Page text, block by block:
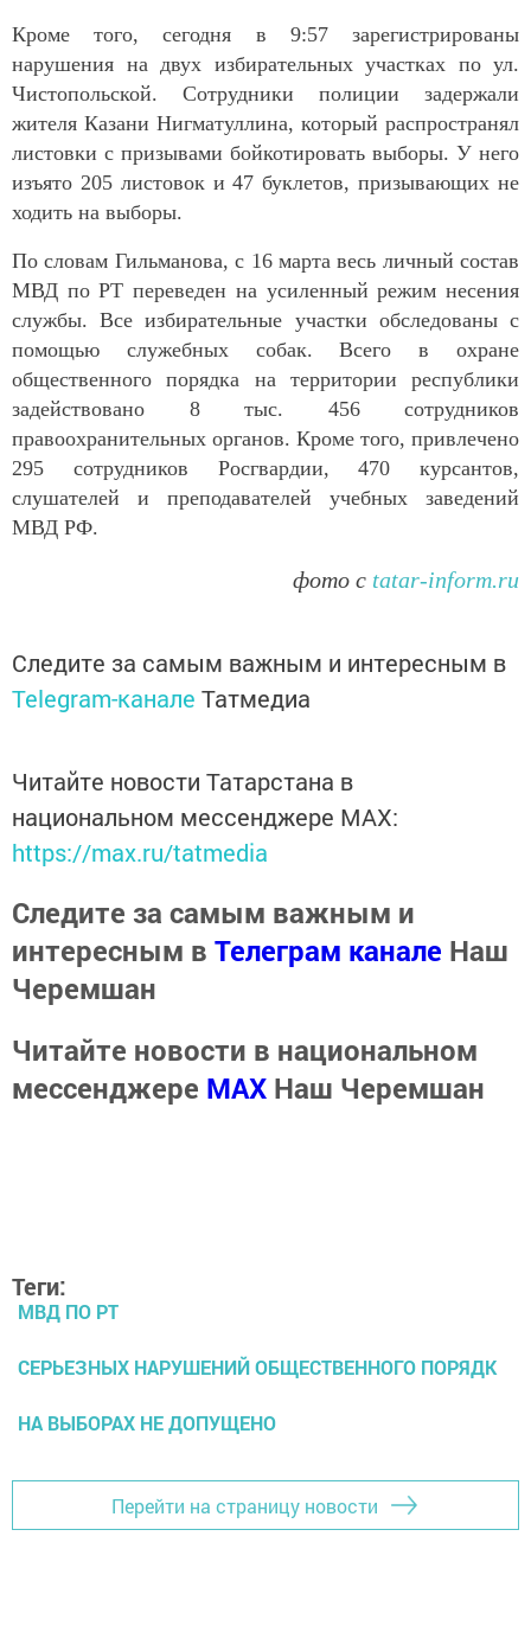
Кроме того, сегодня в 9:57 зарегистрированы
нарушения на двух избирательных участках по ул.
Чистопольской. Сотрудники полиции задержали
жителя Казани Нигматуллина, который распространял
листовки с призывами бойкотировать выборы. У него
изъято 205 листовок и 47 буклетов, призывающих не
ходить на выборы.
По словам Гильманова, с 16 марта весь личный состав
МВД по РТ переведен на усиленный режим несения
службы. Все избирательные участки обследованы с
помощью служебных собак. Всего в охране
общественного порядка на территории республики
задействовано 8 тыс. 456 сотрудников
правоохранительных органов. Кроме того, привлечено
295 сотрудников Росгвардии, 470 курсантов,
слушателей и преподавателей учебных заведений
МВД РФ.
фото с tatar-inform.ru
Следите за самым важным и интересным в
Telegram-канале Татмедиа
Читайте новости Татарстана в
национальном мессенджере MАХ:
https://max.ru/tatmedia
Следите за самым важным и
интересным в Телеграм канале Наш
Черемшан
Читайте новости в национальном
мессенджере MАХ Наш Черемшан
Теги:
МВД ПО РТ
СЕРЬЕЗНЫХ НАРУШЕНИЙ ОБЩЕСТВЕННОГО ПОРЯДК
НА ВЫБОРАХ НЕ ДОПУЩЕНО
Перейти на страницу новости